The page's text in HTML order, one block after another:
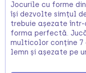
Jocurile cu forme
își dezvolte simțul
trebuie așezate
forma perfectă.
multicolor conține
lemn și așezate pe